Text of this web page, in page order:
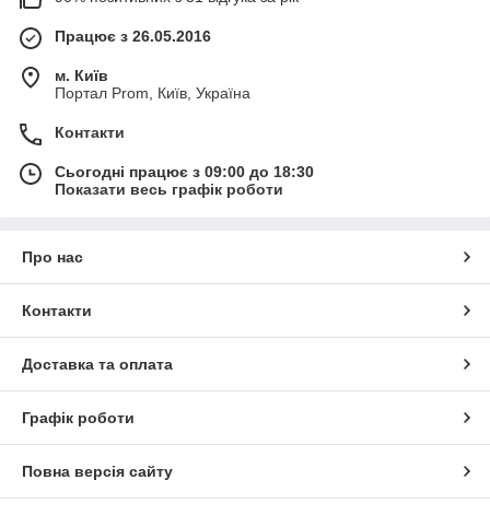
Працює з 26.05.2016
м. Київ
Портал Prom, Київ, Україна
Контакти
Сьогодні працює з 09:00 до 18:30
Показати весь графік роботи
Про нас
Контакти
Доставка та оплата
Графік роботи
Повна версія сайту